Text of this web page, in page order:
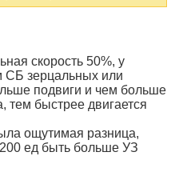
скорость 50%, у
СБ зерцальных или
подвиги и чем больше
тем быстрее двигается
ощутимая разница,
ед быть больше УЗ